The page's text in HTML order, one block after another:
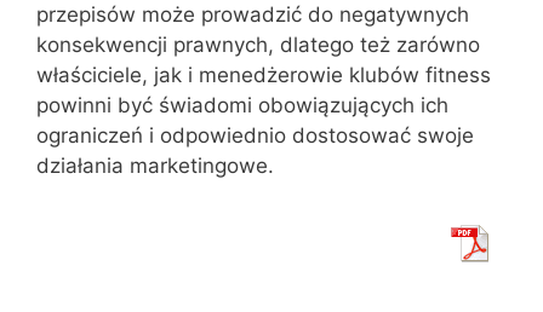
przepisów może prowadzić do negatywnych
konsekwencji prawnych, dlatego też zarówno
właściciele, jak i menedżerowie klubów fitness
powinni być świadomi obowiązujących ich
ograniczeń i odpowiednio dostosować swoje
działania marketingowe.